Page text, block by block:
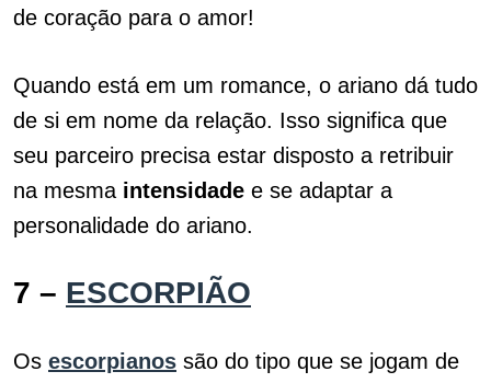
de coração para o amor!
Quando está em um romance, o ariano dá tudo
de si em nome da relação. Isso significa que
seu parceiro precisa estar disposto a retribuir
na mesma intensidade e se adaptar a
personalidade do ariano.
7 – ESCORPIÃO
Os escorpianos são do tipo que se jogam de